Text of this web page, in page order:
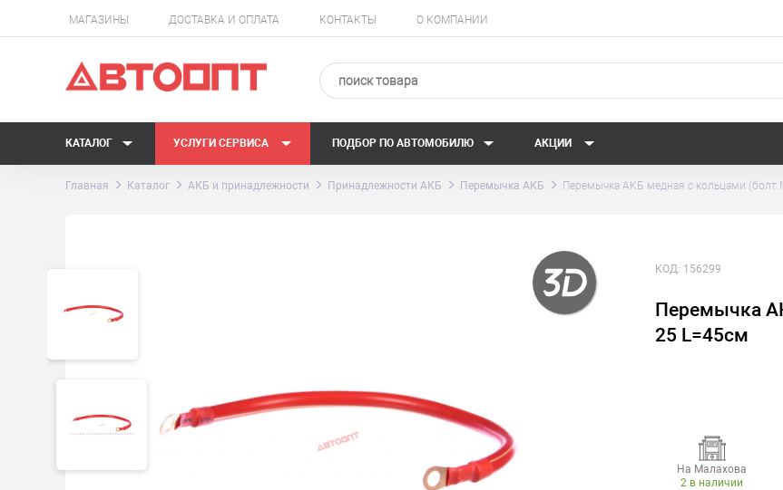
МАГАЗИНЫ ДОСТАВКА И ОПЛАТА КОНТАКТЫ О КОМПАНИИ
КАТАЛОГ УСЛУГИ СЕРВИСА ПОДБОР ПО АВТОМОБИЛЮ АКЦИИ
Главная Каталог АКБ и принадлежности Принадлежности АКБ Перемычка АКБ Перемычка АКБ медная с кольцами (болт
КОД: 156299
Перемычка
25 L=45см
На Малахова
2 в наличии